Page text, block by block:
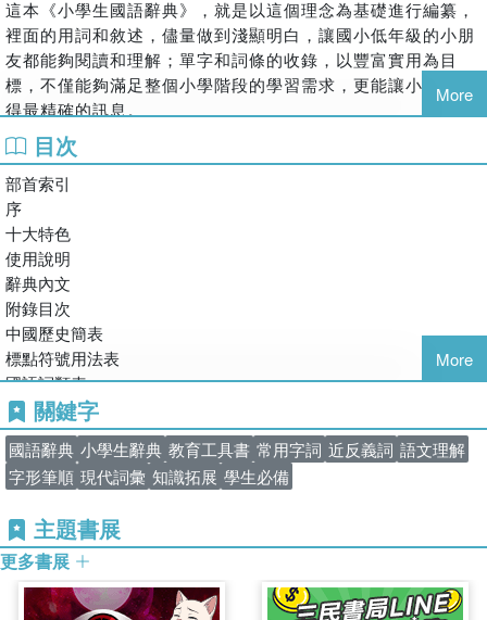
這本《小學生國語辭典》，就是以這個理念為基礎進行編纂，
裡面的用詞和敘述，儘量做到淺顯明白，讓國小低年級的小朋
友都能夠閱讀和理解；單字和詞條的收錄，以豐富實用為目
標，不僅能夠滿足整個小學階段的學習需求，更能讓小朋友獲
得最精確的訊息。
在編排設計上，這本辭典的開本大小適中，搭配清晰的版面和
雙色印刷，不論攜帶或閱讀都很方便。書前有清楚明白的使用
說明和檢索示範，讓小朋友輕易上手；書中則列舉了大量的近
反義詞、衍生詞和貼切的例句，使學習多樣而豐富。此外還有
精巧美觀的插圖和多元實用的附錄，提供更多學習上的幫助。
我們期待這本《小學生國語辭典》，可以成為小朋友在國語文
學習上的最佳幫手，並且藉由使用上的便利，養成主動查閱辭
典的好習慣。這本辭典以最嚴謹的態度，反覆校對、查證，期
盼以最完善的內容呈現。如果它還有不夠完善之處，敬請各方
專家與教師，隨時給我們提供指教。
三民書局辭典編纂委員會 謹誌
More
目次
部首索引
序
十大特色
使用說明
辭典內文
附錄目次
中國歷史簡表
標點符號用法表
國語詞類表
常用量詞表
度量衡換算表
簡易書信寫法
親屬稱謂表
常用正簡字對照表使用說明
常用正簡字對照表(一)：正查簡
常用正簡字對照表(二)：簡查正
一字多音審訂初稿、現行音對照表
More
關鍵字
國語辭典 小學生辭典 教育工具書 常用字詞 近反義詞 語文理解
字形筆順 現代詞彙 知識拓展 學生必備
主題書展
更多書展